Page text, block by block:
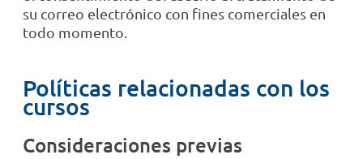
su correo electrónico con fines comerciales en
todo momento.
Políticas relacionadas con los
cursos
Consideraciones previas